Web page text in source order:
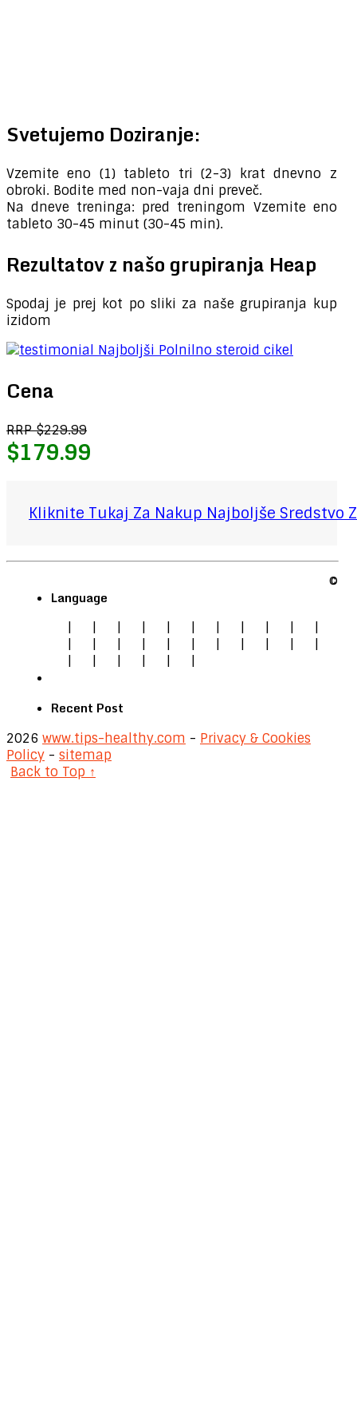
Svetujemo Doziranje:
Vzemite eno (1) tableto tri (2-3) krat dnevno z
obroki. Bodite med non-vaja dni preveč.
Na dneve treninga: pred treningom Vzemite eno
tableto 30-45 minut (30-45 min).
Rezultatov z našo grupiranja Heap
Spodaj je prej kot po sliki za naše grupiranja kup
izidom
Cena
RRP $229.99
$179.99
Kliknite Tukaj Za Nakup Najboljše Sredstvo
Language
| | | | | | | | | |
|
|
| | | | | | | | |
|
|
| | | | |
Recent Post
©
2026 www.tips-healthy.com - Privacy & Cookies
Policy - sitemap
Back to Top ↑